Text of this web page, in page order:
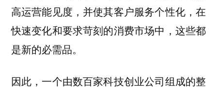
高运营能见度，并使其客户服务个性化，在
快速变化和要求苛刻的消费市场中，这些都
是新的必需品。
因此，一个由数百家科技创业公司组成的整